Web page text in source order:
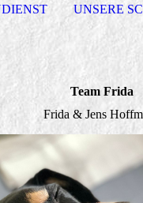
UNSERE
Team Frida
Frida & Jens